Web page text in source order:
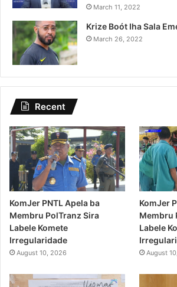
March 11, 2022
Krize Boót Iha Sala
March 26, 2022
Recent
KomJer PNTL Apela ba
Membru PolTranz Sira
Labele Komete
Irregularidade
August 10, 2026
KomJer
Membru
Labele
August